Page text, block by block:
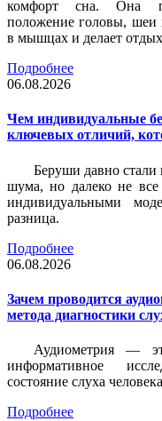
комфорт сна. Она
положение головы, шеи
в мышцах и делает
Подробнее
06.08.2026
Чем индивидуальные
ключевых отличий,
Беруши давно
шума, но далеко не
индивидуальными
разница.
Подробнее
06.08.2026
Зачем проводится
метода диагностики
Аудиометрия —
информативное
состояние слуха
Подробнее